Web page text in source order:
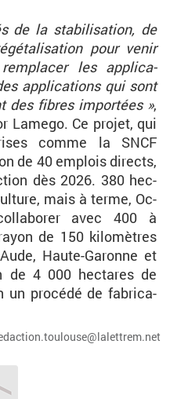
de la sta­bi­li­sa­tion, de
pour venir
les ap­pli­ca­
ap­pli­ca­tions qui sont
des fibres im­por­tées »,
La­mego. Ce pro­jet, qui
comme la SNCF
de 40 em­plois di­rects,
dès 2026. 380 hec­
mais à terme, Oc­
avec 400 à
de 150 ki­lo­mètres
Haute-Ga­ronne et
de 4 000 hec­tares de
un pro­cédé de fa­bri­ca­